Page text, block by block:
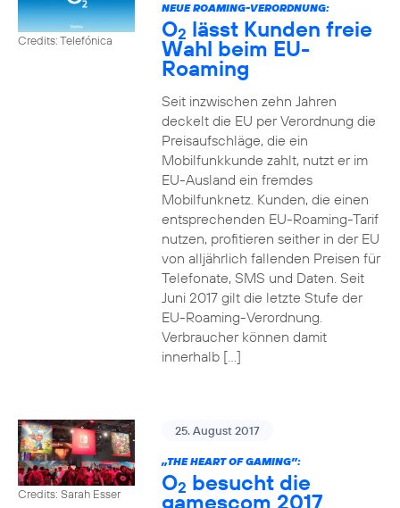
Credits: Telefónica
NEUE ROAMING-VERORDNUNG:
O2 lässt Kunden freie
Wahl beim EU-
Roaming
Seit inzwischen zehn Jahren
deckelt die EU per Verordnung die
Preisaufschläge, die ein
Mobilfunkkunde zahlt, nutzt er im
EU-Ausland ein fremdes
Mobilfunknetz. Kunden, die einen
entsprechenden EU-Roaming-Tarif
nutzen, profitieren seither in der EU
von alljährlich fallenden Preisen für
Telefonate, SMS und Daten. Seit
Juni 2017 gilt die letzte Stufe der
EU-Roaming-Verordnung.
Verbraucher können damit
innerhalb […]
Credits: Sarah Esser
25. August 2017
„THE HEART OF GAMING”:
O2 besucht die
gamescom 2017